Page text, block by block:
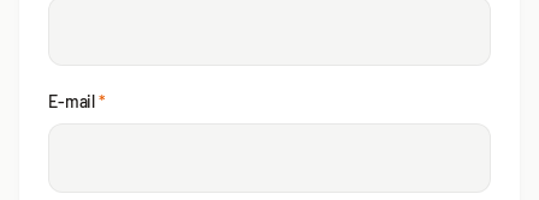
E-mail*